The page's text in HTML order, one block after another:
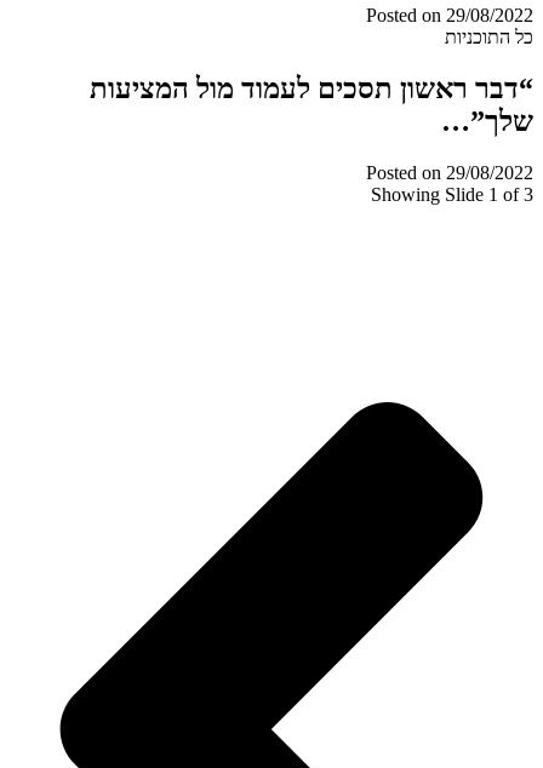
Posted on 29/08/2022
כל התוכניות
“דבר ראשון תסכים לעמוד מול המציעות
שלך”…
Posted on 29/08/2022
Showing Slide 1 of 3